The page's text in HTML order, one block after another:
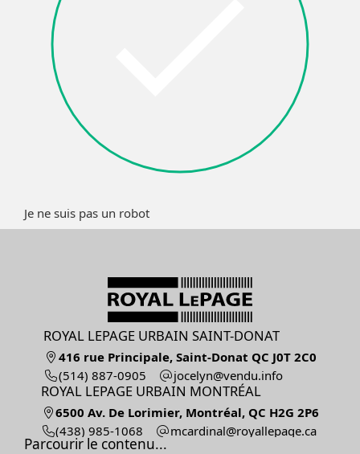
Je ne suis pas un robot
ROYAL LEPAGE URBAIN SAINT-DONAT
416 rue Principale, Saint-Donat QC J0T 2C0
(514) 887-0905
ofni.udnev@nylecoj
ROYAL LEPAGE URBAIN MONTRÉAL
6500 Av. De Lorimier, Montréal, QC H2G 2P6
(438) 985-1068
ac.egapellayor@lanidracm
Parcourir le contenu...